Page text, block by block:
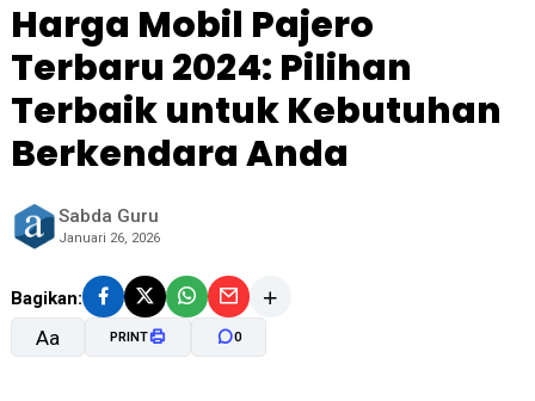
Harga Mobil Pajero
Terbaru 2024: Pilihan
Terbaik untuk Kebutuhan
Berkendara Anda
Sabda Guru
Januari 26, 2026
Bagikan:
Aa PRINT 0